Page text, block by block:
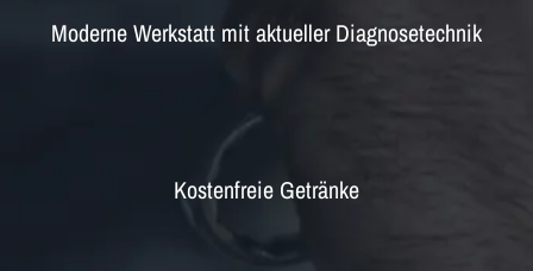
Moderne Werkstatt mit aktueller Diagnosetechnik
Kostenfreie Getränke